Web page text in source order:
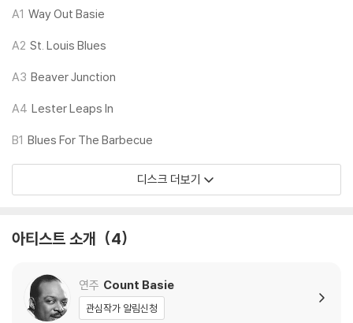
Sonny Cohn trumpet
Chris Albert trumpet
Bill Hughes trombone
Grover Mitchell trombone
Kenny Hing tenor saxophone
Eric Dixon tenor saxophone
Johnny Williams baritone saxophone
※ 재킷/구성품/포장 상태
1) 제작/배송 과정에 따라 경미한 재킷 주름, 모서리 눌림, 갈라짐이 발생
A1 Way Out Basie
A2 St. Louis Blues
A3 Beaver Junction
A4 Lester Leaps In
B1 Blues For The Barbecue
디스크 더보기
아티스트 소개 4
연주 Count Basie
관심작가 알림신청